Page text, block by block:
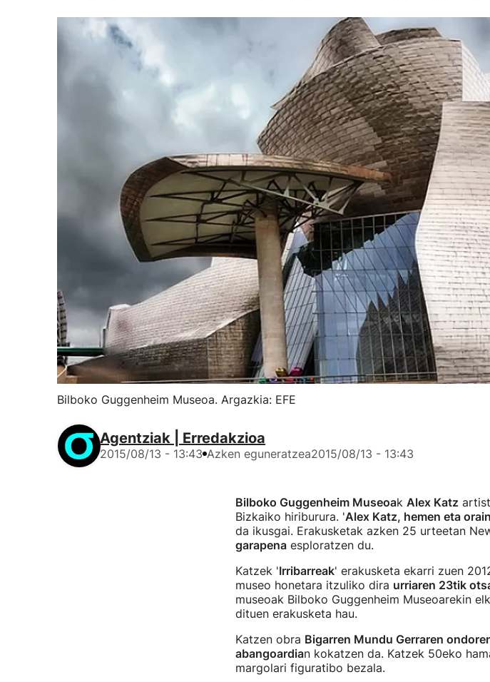
Bilboko Guggenheim Museoa. Argazkia: EFE
Agentziak | Erredakzioa
2015/08/13 - 13:43 Azken eguneratzea2015/08/13 - 13:43
Bilboko Guggenheim Museoak Alex Katz
Bizkaiko hiriburura. 'Alex Katz, hemen eta orain
da ikusgai. Erakusketak azken 25 urteetan
garapenaesploratzen du.
Katzek 'Irribarreak' erakusketa ekarri zuen
museo honetara itzuliko dira urriaren 23tik
museoak Bilboko Guggenheim Museoarekin
dituen erakusketa hau.
Katzen obra Bigarren Mundu Gerraren
abangoardian kokatzen da. Katzek 50eko
margolari figuratibo bezala.